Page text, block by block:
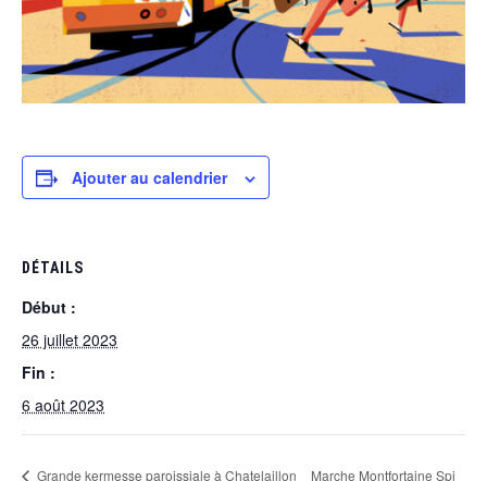
Ajouter au calendrier
DÉTAILS
Début :
26 juillet 2023
Fin :
6 août 2023
Grande kermesse paroissiale à Chatelaillon Marche Montfortaine Spi